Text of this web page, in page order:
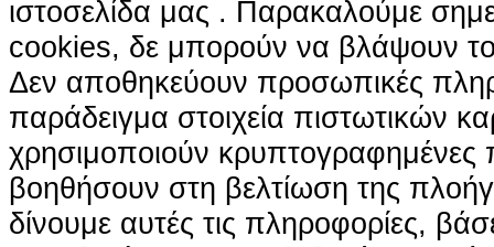
ιστοσελίδα μας . Παρακαλούμε
cookies, δε μπορούν να βλάψουν
Δεν αποθηκεύουν προσωπικές
παράδειγμα στοιχεία πιστωτικών
χρησιμοποιούν κρυπτογραφημένες
βοηθήσουν στη βελτίωση της
δίνουμε αυτές τις πληροφορίες,